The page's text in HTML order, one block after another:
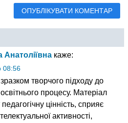
Анатоліївна каже:
08:56
творчого підходу до
освітнього процесу. Матеріал
цінність, сприяє
активності,